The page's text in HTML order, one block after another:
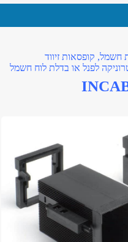
חשמל, קופסאות זיווד
לפנל או בדלת לוח חשמל